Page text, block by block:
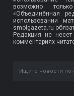
возможно
«Объединённая
использовании
smolgazeta.ru
Редакция не
комментариях